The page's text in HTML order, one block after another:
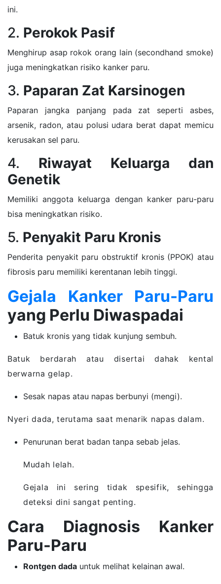
ini.
2. Perokok Pasif
Menghirup asap rokok orang lain (secondhand smoke)
juga meningkatkan risiko kanker paru.
3. Paparan Zat Karsinogen
Paparan jangka panjang pada zat seperti asbes,
arsenik, radon, atau polusi udara berat dapat memicu
kerusakan sel paru.
4. Riwayat Keluarga dan
Genetik
Memiliki anggota keluarga dengan kanker paru-paru
bisa meningkatkan risiko.
5. Penyakit Paru Kronis
Penderita penyakit paru obstruktif kronis (PPOK) atau
fibrosis paru memiliki kerentanan lebih tinggi.
Gejala Kanker Paru-Paru
yang Perlu Diwaspadai
Batuk kronis yang tidak kunjung sembuh.
Batuk berdarah atau disertai dahak kental
berwarna gelap.
Sesak napas atau napas berbunyi (mengi).
Nyeri dada, terutama saat menarik napas dalam.
Penurunan berat badan tanpa sebab jelas.
Mudah lelah.
Gejala ini sering tidak spesifik, sehingga
deteksi dini sangat penting.
Cara Diagnosis Kanker
Paru-Paru
Rontgen dada untuk melihat kelainan awal.